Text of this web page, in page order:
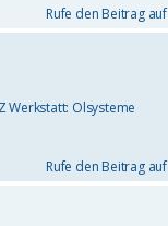
Rufe den Beitrag auf
Werkstatt: Ölsysteme
Rufe den Beitrag auf